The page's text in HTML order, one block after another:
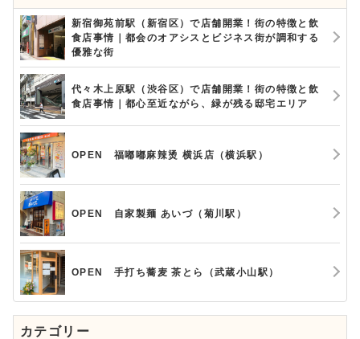
新宿御苑前駅（新宿区）で店舗開業！街の特徴と飲
食店事情｜都会のオアシスとビジネス街が調和する
優雅な街
代々木上原駅（渋谷区）で店舗開業！街の特徴と飲
食店事情｜都心至近ながら、緑が残る邸宅エリア
OPEN 福嘟嘟麻辣烫 横浜店（横浜駅）
OPEN 自家製麺 あいづ（菊川駅）
OPEN 手打ち蕎麦 茶とら（武蔵小山駅）
カテゴリー